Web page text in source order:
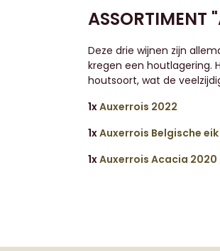
ASSORTIMENT
Deze drie wijnen zijn
kregen een houtlagering.
houtsoort, wat de
1xAuxerrois 2022
1xAuxerrois Belgische
1xAuxerrois Acacia 2020